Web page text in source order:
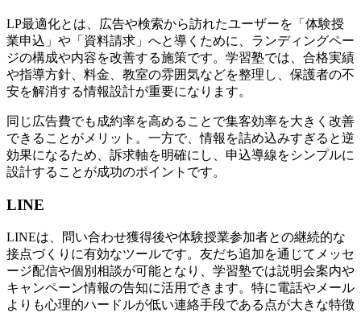
LP最適化とは、広告や検索から訪れたユーザーを「体験授
業申込」や「資料請求」へと導くために、ランディングペー
ジの構成や内容を改善する施策です。学習塾では、合格実績
や指導方針、料金、教室の雰囲気などを整理し、 保護者の不
安を解消する情報設計が重要になります。
同じ広告費でも 成約率を高めることで集客効率を大きく改善
できる ことがメリット。一方で、情報を詰め込みすぎると逆
効果になるため、訴求軸を明確にし、申込導線をシンプルに
設計することが成功のポイントです。
LINE
LINEは、問い合わせ獲得後や体験授業参加者との継続的な
接点づくりに有効なツールです。友だち追加を通じてメッセ
ージ配信や個別相談が可能となり、学習塾では説明会案内や
キャンペーン情報の告知に活用できます。特に電話やメール
よりも心理的ハードルが低い連絡手段である点が大きな特徴